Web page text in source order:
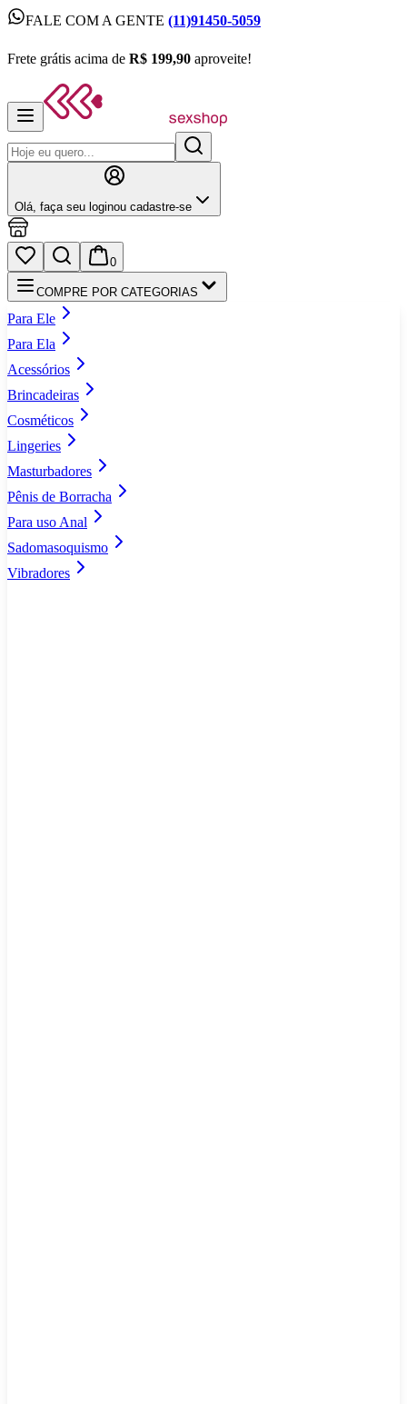
FALE COM A GENTE (11)91450-5059
Frete grátis acima de R$ 199,90 aproveite!
Olá, faça seu loginou cadastre‑se
0
COMPRE POR CATEGORIAS
Para Ele
Para Ela
Acessórios
Brincadeiras
Cosméticos
Lingeries
Masturbadores
Pênis de Borracha
Para uso Anal
Sadomasoquismo
Vibradores